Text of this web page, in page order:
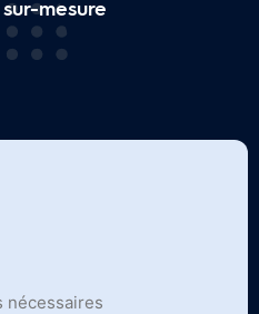
mesure
nécessaires